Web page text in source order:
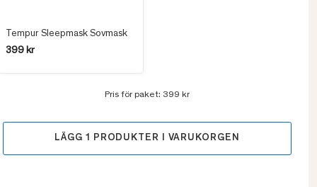
Tempur Sleepmask Sovmask
399 kr
Pris för paket: 399 kr
LÄGG 1 PRODUKTER I VARUKORGEN